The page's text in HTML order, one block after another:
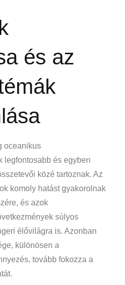
és az
oceanikus
legfontosabb és egyben
közé tartoznak. Az
komoly hatást gyakorolnak
és azok
súlyos
élővilágra is. Azonban
különösen a
tovább fokozza a